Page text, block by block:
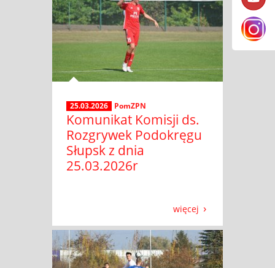
25.03.2026 PomZPN
Komunikat Komisji ds.
Rozgrywek Podokręgu
Słupsk z dnia
25.03.2026r
więcej